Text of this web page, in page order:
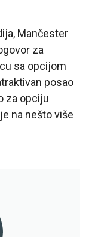
Mančester
za
sa opcijom
posao
za opciju
na nešto više